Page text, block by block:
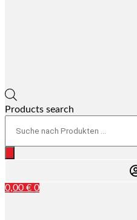
Products search
0,00 € 0